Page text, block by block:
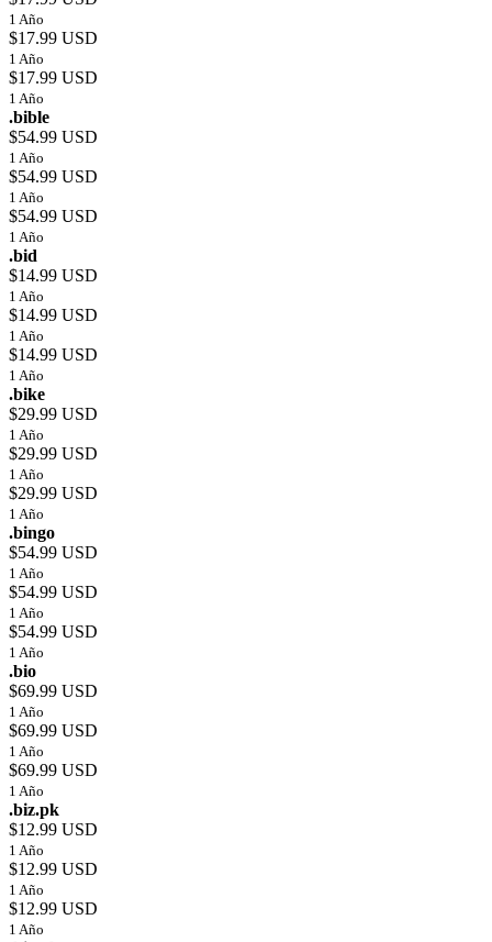
1 Año
$17.99 USD
1 Año
$17.99 USD
1 Año
.bible
$54.99 USD
1 Año
$54.99 USD
1 Año
$54.99 USD
1 Año
.bid
$14.99 USD
1 Año
$14.99 USD
1 Año
$14.99 USD
1 Año
.bike
$29.99 USD
1 Año
$29.99 USD
1 Año
$29.99 USD
1 Año
.bingo
$54.99 USD
1 Año
$54.99 USD
1 Año
$54.99 USD
1 Año
.bio
$69.99 USD
1 Año
$69.99 USD
1 Año
$69.99 USD
1 Año
.biz.pk
$12.99 USD
1 Año
$12.99 USD
1 Año
$12.99 USD
1 Año